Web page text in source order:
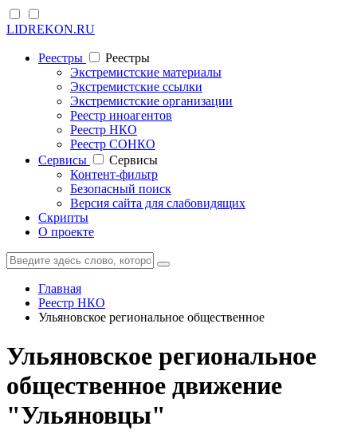
LIDREKON.RU
Реестры
Реестры
Экстремистские материалы
Экстремистские ссылки
Экстремистские организации
Реестр иноагентов
Реестр НКО
Реестр СОНКО
Cервисы
Cервисы
Контент-фильтр
Безопасный поиск
Версия сайта для слабовидящих
Скрипты
О проекте
Главная
Реестр НКО
Ульяновское региональное общественное
Ульяновское региональное
общественное движение
"Ульяновцы"